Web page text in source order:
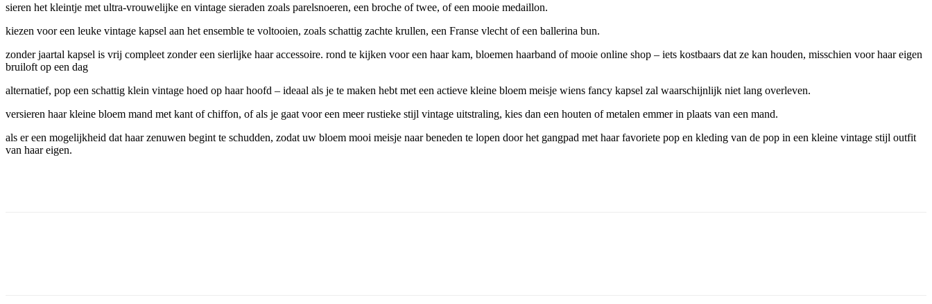
sieren het kleintje met ultra-vrouwelijke en vintage sieraden zoals parelsnoeren, een broche of twee, of een mooie medaillon.
kiezen voor een leuke vintage kapsel aan het ensemble te voltooien, zoals schattig zachte krullen, een Franse vlecht of een ballerina bun.
zonder jaartal kapsel is vrij compleet zonder een sierlijke haar accessoire. rond te kijken voor een haar kam, bloemen haarband of mooie online shop – iets kostbaars dat ze kan houden, misschien voor haar eigen
bruiloft op een dag
alternatief, pop een schattig klein vintage hoed op haar hoofd – ideaal als je te maken hebt met een actieve kleine bloem meisje wiens fancy kapsel zal waarschijnlijk niet lang overleven.
versieren haar kleine bloem mand met kant of chiffon, of als je gaat voor een meer rustieke stijl vintage uitstraling, kies dan een houten of metalen emmer in plaats van een mand.
als er een mogelijkheid dat haar zenuwen begint te schudden, zodat uw bloem mooi meisje naar beneden te lopen door het gangpad met haar favoriete pop en kleding van de pop in een kleine vintage stijl outfit
van haar eigen.